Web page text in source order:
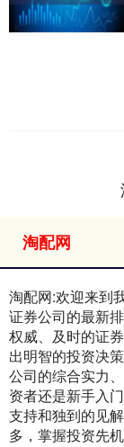
淘配网
淘配网:欢迎来到
证券公司的最新
权威、及时的证
出明智的投资决
公司的综合实力
资者还是新手入
支持和独到的见
多，掌握投资先